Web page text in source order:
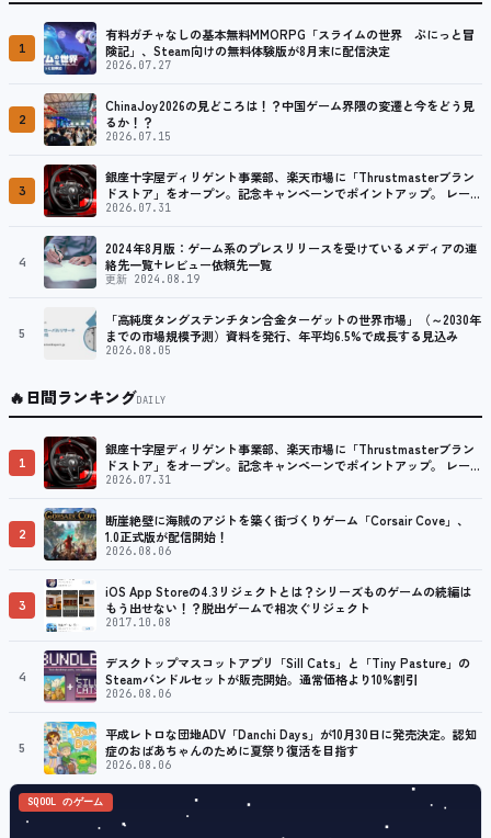
1
有料ガチャなしの基本無料MMORPG「スライムの世界 ぷにっと冒
険記」、Steam向けの無料体験版が8月末に配信決定
2026.07.27
2
ChinaJoy2026の見どころは！？中国ゲーム界隈の変遷と今をどう見
るか！？
2026.07.15
3
銀座十字屋ディリゲント事業部、楽天市場に「Thrustmasterブラン
ドストア」をオープン。記念キャンペーンでポイントアップ。 レーシ
ング／フライトシム向けコントローラーを中心に、幅広くラインナッ
2026.07.31
4
2024年8月版：ゲーム系のプレスリリースを受けているメディアの連
絡先一覧+レビュー依頼先一覧
更新 2024.08.19
5
「高純度タングステンチタン合金ターゲットの世界市場」（～2030年
までの市場規模予測）資料を発行、年平均6.5%で成長する見込み
2026.08.05
🔥日間ランキングDAILY
1
銀座十字屋ディリゲント事業部、楽天市場に「Thrustmasterブラン
ドストア」をオープン。記念キャンペーンでポイントアップ。 レーシ
ング／フライトシム向けコントローラーを中心に、幅広くラインナッ
2026.07.31
2
断崖絶壁に海賊のアジトを築く街づくりゲーム「Corsair Cove」、
1.0正式版が配信開始！
2026.08.06
3
iOS App Storeの4.3リジェクトとは？シリーズものゲームの続編は
もう出せない！？脱出ゲームで相次ぐリジェクト
2017.10.08
4
デスクトップマスコットアプリ「Sill Cats」と「Tiny Pasture」の
Steamバンドルセットが販売開始。通常価格より10%割引
2026.08.06
5
平成レトロな団地ADV「Danchi Days」が10月30日に発売決定。認知
症のおばあちゃんのために夏祭り復活を目指す
2026.08.06
SQOOL のゲーム